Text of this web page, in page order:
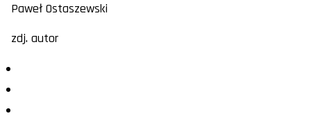
Paweł Ostaszewski
zdj. autor